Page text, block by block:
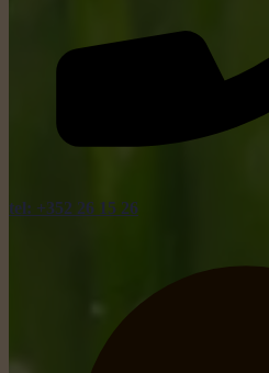
tel: +352 26 15 26